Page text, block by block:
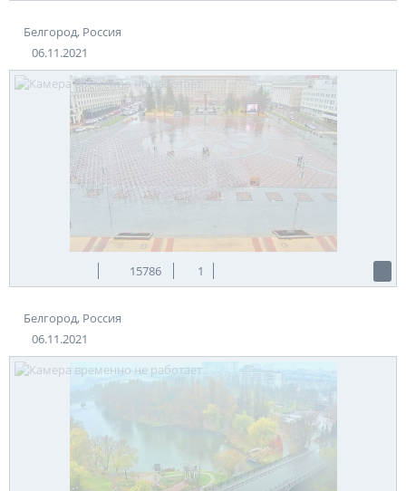
Белгород, Россия
06.11.2021
15786 1
Белгород, Россия
06.11.2021